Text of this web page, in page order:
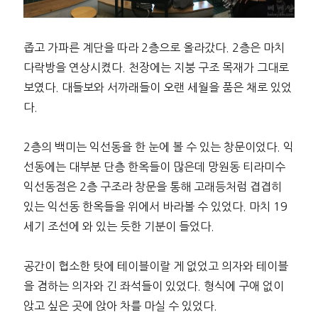
좁고 가파른 계단을 따라 2층으로 올라갔다. 2층은 마치
다락방을 연상시켰다. 천장에는 지붕 구조 목재가 그대로
보였다. 대들보와 서까래들이 오랜 세월을 품은 채로 있었
다.
2층의 백미는 익선동을 한 눈에 볼 수 있는 창문이었다. 익
선동에는 대부분 단층 한옥들이 많은데 망원동 티라미수
익선동점은 2층 구조라 창문을 통해 고래등처럼 겹겹히
있는 익선동 한옥들을 위에서 바라볼 수 있었다. 마치 19
세기 조선에 와 있는 듯한 기분이 들었다.
공간이 협소한 탓에 테이블이랄 게 없었고 의자와 테이블
을 겸하는 의자와 긴 좌석들이 있었다. 형식에 구애 없이
앉고 싶은 곳에 앉아 차를 마실 수 있었다.